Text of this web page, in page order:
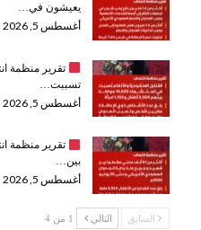
يعيشون في…
أغسطس 5, 2026
تقرير منظمة
تسببت…
أغسطس 5, 2026
تقرير منظمة
بين…
أغسطس 5, 2026
السابق التالي 1 من 4